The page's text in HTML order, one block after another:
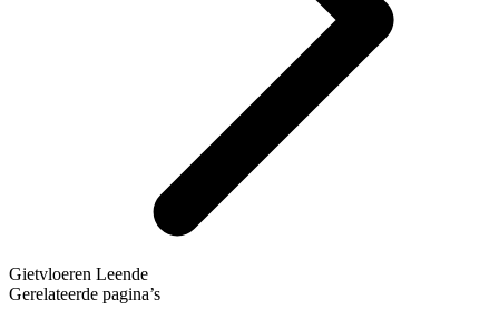
Gietvloeren Leende
Gerelateerde pagina’s